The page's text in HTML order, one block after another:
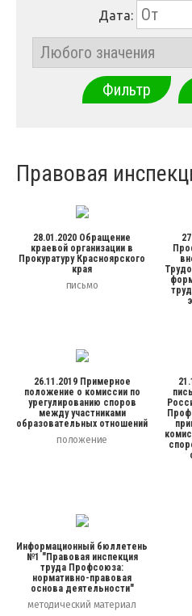
Дата:
Правовая
28.01.2020 Обращение
краевой организации в
Прокуратуру Красноярского
края
письмо
26.11.2019 Примерное
положение о комиссии по
урегулированию споров
между участниками
образовательных отношений
положение
Информационный бюллетень
№1 "Правовая инспекция
труда Профсоюза:
нормативно-правовая
основа деятельности"
методический материал